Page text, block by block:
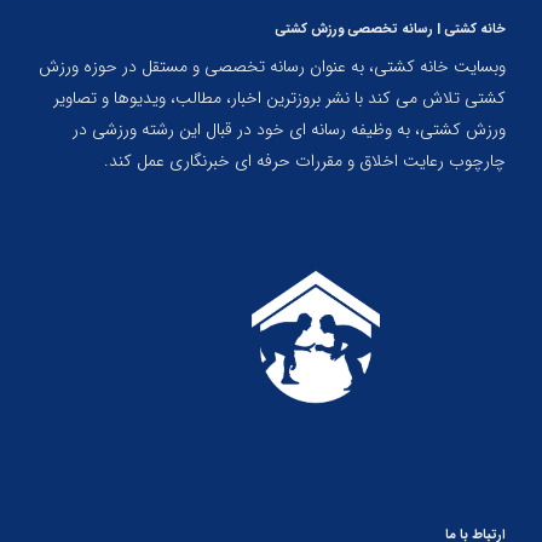
خانه کشتی | رسانه تخصصی ورزش کشتی
وبسایت خانه کشتی، به عنوان رسانه تخصصی و مستقل در حوزه ورزش
کشتی تلاش می کند با نشر بروزترین اخبار، مطالب، ویدیوها و تصاویر
ورزش کشتی، به وظیفه رسانه ای خود در قبال این رشته ورزشی در
چارچوب رعایت اخلاق و مقررات حرفه ای خبرنگاری عمل کند.
ارتباط با ما